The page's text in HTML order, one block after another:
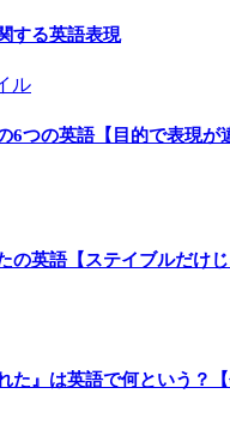
する英語表現
6つの英語【目的で表現が
の英語【ステイブルだけ
た』は英語で何という？